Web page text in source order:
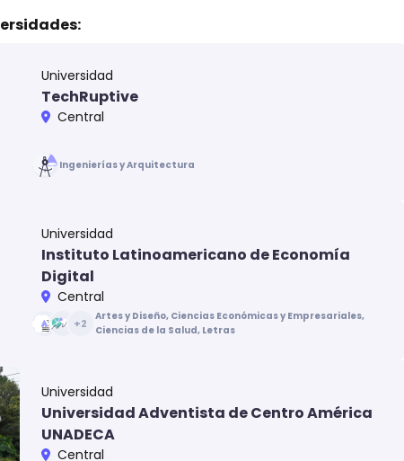
Universidad
TechRuptive
Central
Ingenierías y Arquitectura
Universidad
Instituto Latinoamericano de Economía
Digital
Central
+2
Artes y Diseño, Ciencias Económicas y Empresariales,
Ciencias de la Salud, Letras
Universidad
Universidad Adventista de Centro América
UNADECA
Central